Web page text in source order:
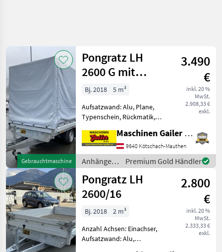
Kategorie 2 Land Filter
AKTUELLER
Pongratz
Lh 2600
16 G Al
KATEGORIE
WÄHLEN
Landtechnik
3
MARKTPLATZ
Marktplatz Händlerangebote
Zurücksetzen
3
Ergebnisse
anzeigen
Gebrauchtmaschine
Pongratz LH
2600 G mit
Planenaufbau
3.490
€
inkl. 20 %
MwSt.
2.908,33 €
exkl.
Bj. 2018
5 m³
Aufsatzwand: Alu, Plane,
Typenschein, Rückmatik,
PKW-Anhänger der Marke
Pongratz, Modell , Baujahr
2018, verfügt über ein
Volumen von 5L. Zur Ausst
Maschinen Gailer GmbH
9640 Kötschach-Mauthen
Anhänger /
Pongratz
Premium Gold Händler
Pongratz LH
2600/16
2.800
€
inkl. 20 %
MwSt.
2.333,33 €
exkl.
Bj. 2018
2 m³
Anzahl Achsen: Einachser,
Aufsatzwand: Alu,